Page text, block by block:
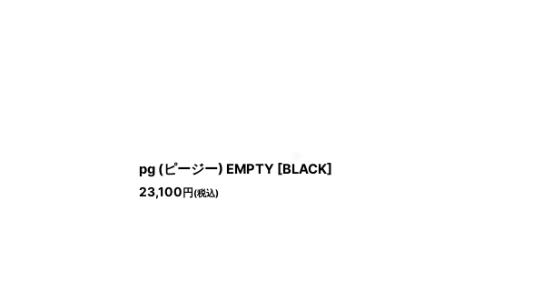
pg (ピージー) EMPTY [BLACK]
23,100円(税込)